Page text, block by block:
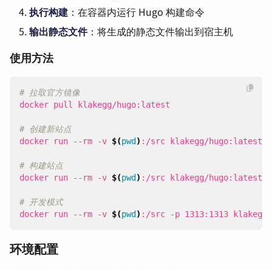
执行构建 ：在容器内运行 Hugo 构建命令
输出静态文件：将生成的静态文件输出到宿主机
使用方法
# 拉取官方镜像
# 创建新站点
docker run --rm -v $(pwd )
# 构建站点
docker run --rm -v $(pwd )
# 开发模式
docker run --rm -v $(pwd ) :/src -p 1313:1313
环境配置